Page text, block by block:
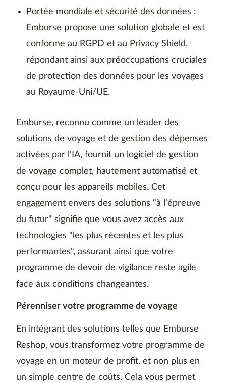
Portée mondiale et sécurité des données :
Emburse propose une solution globale et est
conforme au RGPD et au Privacy Shield,
répondant ainsi aux préoccupations cruciales
de protection des données pour les voyages
au Royaume-Uni/UE.
Emburse, reconnu comme un leader des
solutions de voyage et de gestion des dépenses
activées par l'IA, fournit un logiciel de gestion
de voyage complet, hautement automatisé et
conçu pour les appareils mobiles. Cet
engagement envers des solutions "à l'épreuve
du futur" signifie que vous avez accès aux
technologies "les plus récentes et les plus
performantes", assurant ainsi que votre
programme de devoir de vigilance reste agile
face aux conditions changeantes.
Pérenniser votre programme de voyage
En intégrant des solutions telles que Emburse
Reshop, vous transformez votre programme de
voyage en un moteur de profit, et non plus en
un simple centre de coûts. Cela vous permet